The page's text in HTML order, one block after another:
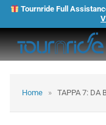
Tournride Full
Home » TAPPA 7: DA